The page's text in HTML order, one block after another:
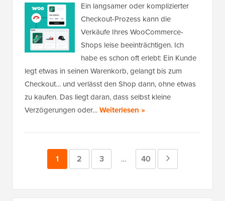
Ein langsamer oder komplizierter
Checkout-Prozess kann die
Verkäufe Ihres WooCommerce-
Shops leise beeinträchtigen. Ich
habe es schon oft erlebt: Ein Kunde
legt etwas in seinen Warenkorb, gelangt bis zum
Checkout… und verlässt den Shop dann, ohne etwas
zu kaufen. Das liegt daran, dass selbst kleine
Verzögerungen oder…Weiterlesen »
Seite
1 Seite
2 Seite
3
Zwischenseiten
weggelassen
… Seite
40